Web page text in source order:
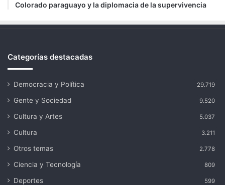
Colorado paraguayo y la diplomacia de la supervivencia
Categorías destacadas
Democracia y Política 29.719
Gente y Sociedad 9.520
Cultura y Artes 5.037
Cultura 3.211
Otros temas 2.778
Ciencia y Tecnología 809
Deportes 599